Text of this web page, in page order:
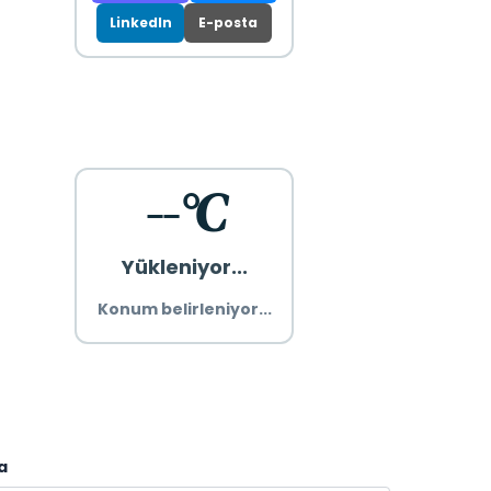
LinkedIn E-posta
--°C
Yükleniyor...
Konum belirleniyor...